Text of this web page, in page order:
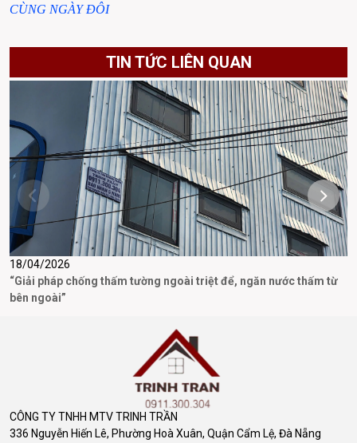
CÙNG NGÀY ĐÔI
TIN TỨC LIÊN QUAN
18/04/2026
“Giải pháp chống thấm tường ngoài triệt để, ngăn nước thấm từ
bên ngoài”
CÔNG TY TNHH MTV TRINH TRẦN
336 Nguyễn Hiến Lê, Phường Hoà Xuân, Quận Cẩm Lệ, Đà Nẵng